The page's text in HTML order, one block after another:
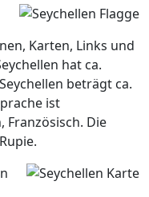
Karten, Links und
hat ca.
beträgt ca.
ist
Französisch. Die